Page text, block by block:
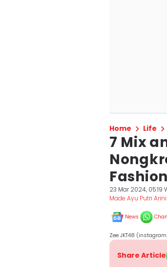
Home Life
7 Mix
23 Mar 2024, 05:19
Made Ayu Putri Arini
News
Zee JKT48
Share Article